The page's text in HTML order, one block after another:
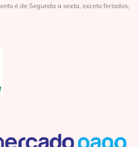
é de Segunda a sexta, exceto feriados,